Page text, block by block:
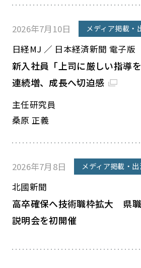
2026年7月10日 メディア掲載・
日経MJ ／ 日本経済新聞 電子版
新入社員「上司に厳しい指導
連続増、成長へ切迫感
主任研究員
桑原 正義
2026年7月8日 メディア掲載・
北國新聞
高卒確保へ技術職枠拡大 県
説明会を初開催